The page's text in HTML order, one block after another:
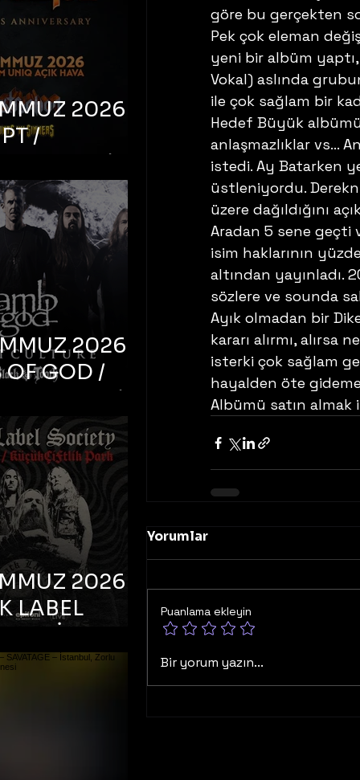
göre bu gerçekten
Pek çok eleman
yeni bir albüm yaptı,
Vokal) aslında
ile çok sağlam bir
Hedef Büyük
anlaşmazlıklar vs…
istedi. Ay Batarken
üstleniyordu.
üzere dağıldığını
Aradan 5 sene geçti
isim haklarının
altından yayınladı.
sözlere ve sounda
Ayık olmadan bir
kararı alırmı,
isterki çok sağlam
hayalden öte
Albümü satın almak
Yorumlar
Puanlama ekleyin
Bir yorum yazın...
Uniq
2026 –
/
/
‘N’
– İstanbul,
Uniq
2026 –
OF GOD /
CULTURE /
TOOTH –
Bonus
2026 –
LABEL
– İstanbul,
Park